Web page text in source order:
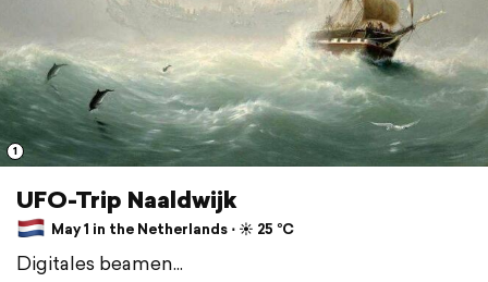
1
UFO-Trip Naaldwijk
May 1 in the Netherlands ⋅ ☀️ 25 °C
Digitales beamen...